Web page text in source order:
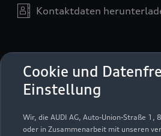
Cookie und
Einstellung
Wir, die AUDI AG, Auto-Union-Straße
oder in Zusammenarbeit mit unseren
Kontaktdaten
Öffnungszeiten
Geschlossen ,öffnet am